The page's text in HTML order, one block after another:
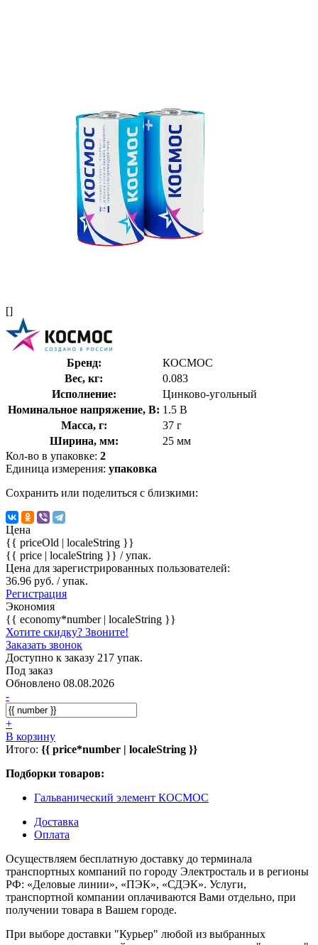
[]
Бренд:
КОСМОС
Вес, кг:
0.083
Исполнение:
Цинково-угольный
Номинальное напряжение, В: 1.5 В
Масса, г:
37 г
Ширина, мм:
25 мм
Кол-во в упаковке: 2
Единица измерения: упаковка
Сохранить или поделиться с близкими:
Цена
{{ priceOld | localeString }}
{{ price | localeString }} / упак.
Цена для зарегистрированных пользователей:
36.96 руб. / упак.
Регистрация
Экономия
{{ economy*number | localeString }}
Хотите скидку? Звоните!
Заказать звонок
Доступно к заказу 217 упак.
Под заказ
Обновлено 08.08.2026
-
+
В корзину
Итого: {{ price*number | localeString }}
Подборки товаров:
Гальванический элемент КОСМОС
Доставка
Оплата
Осуществляем бесплатную доставку до терминала
транспортных компаний по городу Электросталь и в регионы
РФ: «Деловые линии», «ПЭК», «СДЭК». Услуги,
транспортной компании оплачиваются Вами отдельно, при
получении товара в Вашем городе.
При выборе доставки "Курьер" любой из выбранных